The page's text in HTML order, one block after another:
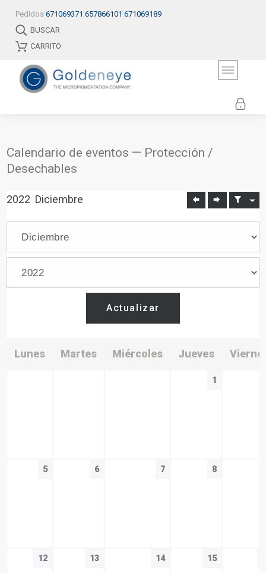
Pedidos 671069371 657866101 671069189
BUSCAR
CARRITO
Calendario de eventos — Protección /
Desechables
2022 Diciembre
Actualizar
Lunes Martes Miércoles Jueves
1
5 6 7 8
12 13 14 15